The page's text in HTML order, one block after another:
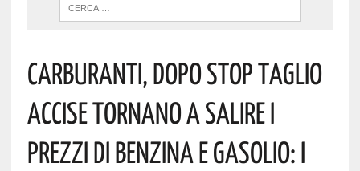
Carburanti, Dopo Stop Taglio
Accise Tornano A Salire I
Prezzi Di Benzina E Gasolio: I